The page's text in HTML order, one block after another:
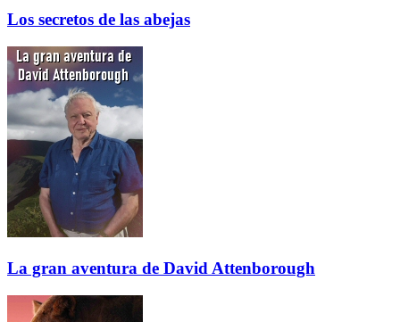
Los secretos de las abejas
La gran aventura de David Attenborough